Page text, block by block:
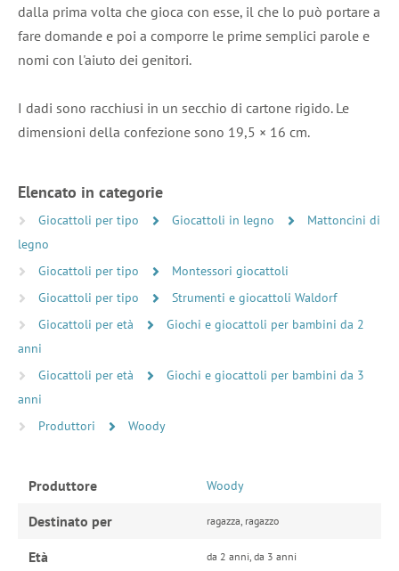
dalla prima volta che gioca con esse, il che lo può portare a
fare domande e poi a comporre le prime semplici parole e
nomi con l'aiuto dei genitori.
I dadi sono racchiusi in un secchio di cartone rigido. Le
dimensioni della confezione sono 19,5 × 16 cm.
Elencato in categorie
Giocattoli per tipo Giocattoli in legno
Mattoncini di
legno
Giocattoli per tipo
Montessori giocattoli
Giocattoli per tipo
Strumenti e giocattoli Waldorf
Giocattoli per età
Giochi e giocattoli per bambini da 2
anni
Giocattoli per età
Giochi e giocattoli per bambini da 3
anni
Produttori
Woody
Produttore Woody
Destinato per ragazza, ragazzo
Età da 2 anni, da 3 anni